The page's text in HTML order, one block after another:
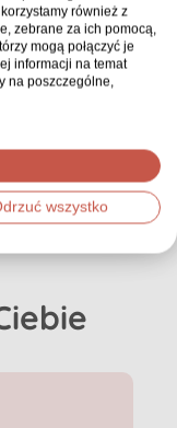
również z
zebrane za ich pomocą,
mogą połączyć je
informacji na temat
na poszczególne,
wszystko